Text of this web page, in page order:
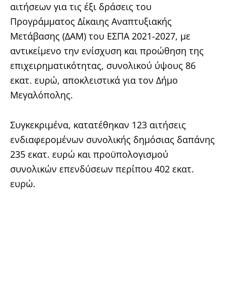
αιτήσεων για τις έξι δράσεις του
Προγράμματος Δίκαιης Αναπτυξιακής
Μετάβασης (ΔΑΜ) του ΕΣΠΑ 2021-2027, με
αντικείμενο την ενίσχυση και προώθηση της
επιχειρηματικότητας, συνολικού ύψους 86
εκατ. ευρώ, αποκλειστικά για τον Δήμο
Μεγαλόπολης.
Συγκεκριμένα, κατατέθηκαν 123 αιτήσεις
ενδιαφερομένων συνολικής δημόσιας δαπάνης
235 εκατ. ευρώ και προϋπολογισμού
συνολικών επενδύσεων περίπου 402 εκατ.
ευρώ.